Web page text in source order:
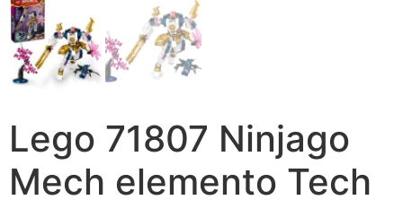
Lego 71807 Ninjago
Mech elemento Tech